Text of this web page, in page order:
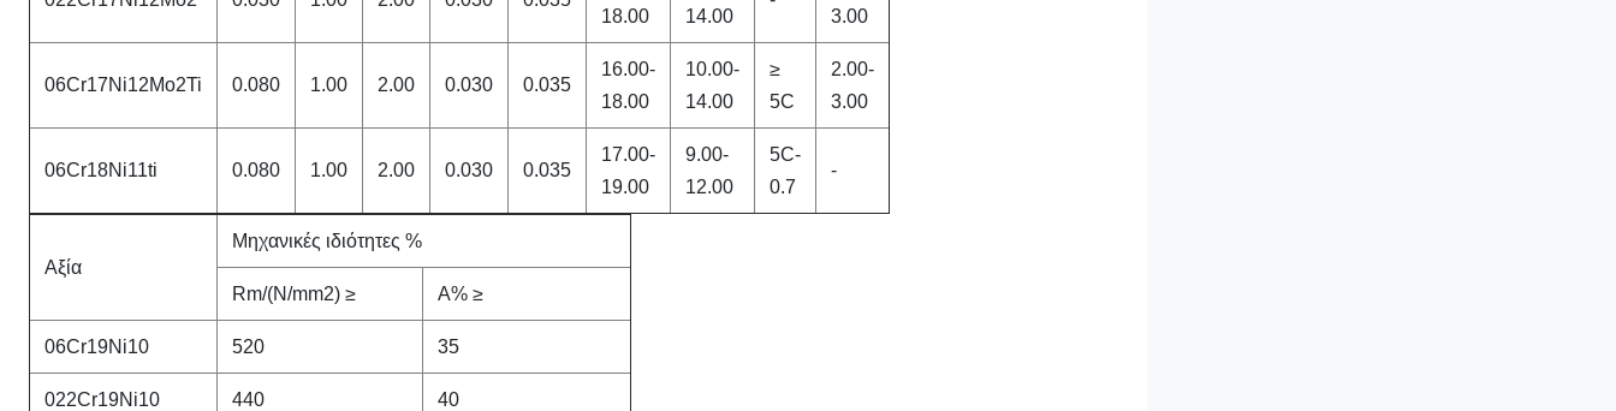
18.00
14.00
3.00
06Cr17Ni12Mo2Ti 0.080 1.00 2.00 0.030 0.035
16.00-
18.00
10.00-
14.00
≥
5C
2.00-
3.00
06Cr18Ni11ti 0.080 1.00 2.00 0.030 0.035
17.00-
19.00
9.00-
12.00
5C-
0.7
-
Αξία
Μηχανικές ιδιότητες %
Rm/(N/mm2) ≥ Α% ≥
06Cr19Ni10 520 35
022Cr19Ni10 440 40